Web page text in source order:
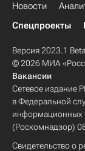
Новости
Спецпроекты
Версия 2023.1 Beta
© 2026 МИА
Вакансии
Сетевое издание
в Федеральной
информационных
(Роскомнадзор)
Свидетельство о